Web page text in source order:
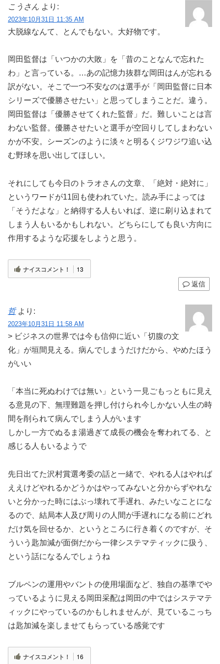
こうさん より:
2023年10月31日 11:35 AM
大脱線なんて、とんでもない。大好物です。
岡田監督は「いつかの大敗」を「昔のことなんで忘れた
わ」と言っている。…あの記憶力抜群な岡田はんが忘れる
訳がない。そこで一つ不安なのは選手が「岡田監督に日本
シリーズで優勝させたい」と思ってしまうことだ。違う。
岡田監督は「優勝させてくれた監督」だ。難しいことは言
わない監督。優勝させたいと選手が空回りしてしまわない
かが不安。シーズンのように淡々と明るくジワジワ追い込
む野球を思い出してほしい。
それにしても今日のトラオさんの文章、「絶対・絶対に」
というワードが11回も使われていた。読み手によっては
「そうだよな」と納得する人もいれば、逆に刷り込まれて
しまう人もいるかもしれない。どちらにしても良い方向に
作用するような応援をしようと思う。
ナイスコメント！ 13
返信
哲 より:
2023年10月31日 11:58 AM
> ビジネスの世界では今も信仰に近い「切腹の文
化」が垣間見える。病んでしまうだけだから、やめたほう
がいい
「本当に死ぬわけでは無い」という一見ごもっともに見え
る意見の下、無理難題を押し付けられ今しかない人生の時
間を削られて病んでしまう人がいます
しかし一方でぬるま湯過ぎて成長の機会を奪われてる、と
感じる人もいるようで
先日出てた沢村賞選考委の話と一緒で、やれる人はやれば
ええけどやれるかどうかはやってみないと分からずやれな
いと分かった時にはぶっ壊れて手遅れ、みたいなことにな
るので、結局本人及び周りの人間が手遅れになる前にどれ
だけ気を回せるか、というところに行き着くのですが、そ
ういう匙加減が面倒だから一律システマティックに扱う、
という話になるんでしょうね
ブルペンの運用やバントの使用場面など、独自の基準でや
っているように見える岡田采配は岡田の中ではシステマテ
ィックにやっているのかもしれませんが、見ているこっち
は匙加減を楽しませてもらっている感覚です
ナイスコメント！ 16